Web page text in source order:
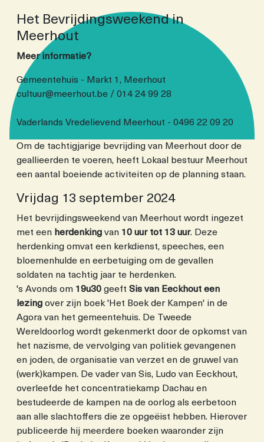
Het Bevrijdingsweekend in
Meerhout
Meer informatie?
Gemeentehuis - Markt 1, Meerhout
cultuur@meerhout.be / 014 24 99 28
Vaderlands Vredelievend Meerhout - 0496 22 09 20
Om de tachtigjarige bevrijding van Meerhout door de
geallieerden te voeren, heeft Lokaal bestuur Meerhout
een aantal boeiende activiteiten op de planning staan.
Vrijdag 13 september 2024
Het bevrijdingsweekend van Meerhout wordt ingezet
met een herdenking van 10 uur tot 13 uur. Deze
herdenking omvat een kerkdienst, speeches, een
bloemenhulde en eerbetuiging om de gevallen
soldaten na tachtig jaar te herdenken.
's Avonds om 19u30 geeft Sis van Eeckhout een
lezing over zijn boek 'Het Boek der Kampen' in de
Agora van het gemeentehuis. De Tweede
Wereldoorlog wordt gekenmerkt door de opkomst van
het nazisme, de vervolging van politiek gevangenen
en joden, de organisatie van verzet en de gruwel van
(werk)kampen. De vader van Sis, Ludo van Eeckhout,
overleefde het concentratiekamp Dachau en
bestudeerde de kampen na de oorlog als eerbetoon
aan alle slachtoffers die ze opgeëist hebben. Hierover
publiceerde hij meerdere boeken waaronder zijn